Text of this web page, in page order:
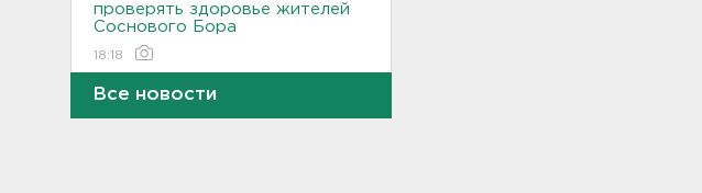
проверять здоровье жителей
Соснового Бора
18:18
Все новости